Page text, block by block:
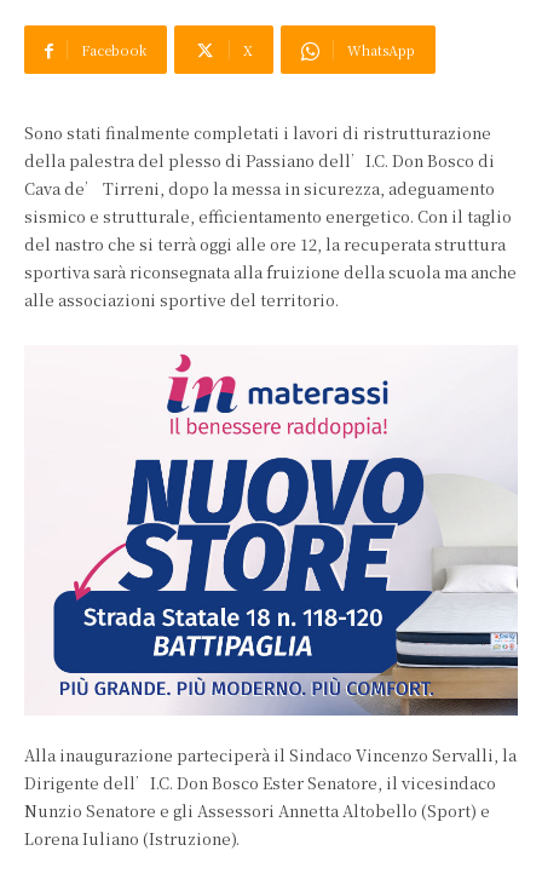
Facebook X WhatsApp
Sono stati finalmente completati i lavori di ristrutturazione
della palestra del plesso di Passiano dell’I.C. Don Bosco di
Cava de’ Tirreni, dopo la messa in sicurezza, adeguamento
sismico e strutturale, efficientamento energetico. Con il taglio
del nastro che si terrà oggi alle ore 12, la recuperata struttura
sportiva sarà riconsegnata alla fruizione della scuola ma anche
alle associazioni sportive del territorio.
Alla inaugurazione parteciperà il Sindaco Vincenzo Servalli, la
Dirigente dell’I.C. Don Bosco Ester Senatore, il vicesindaco
Nunzio Senatore e gli Assessori Annetta Altobello (Sport) e
Lorena Iuliano (Istruzione).